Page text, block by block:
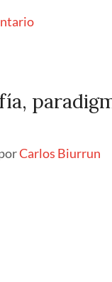
Carlos Biurrun